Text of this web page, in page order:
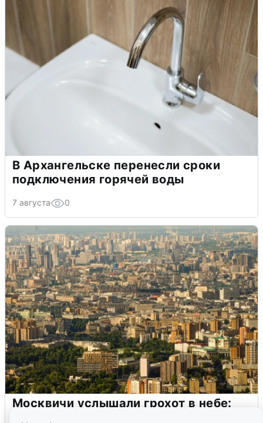
В Архангельске перенесли сроки
подключения горячей воды
7 августа 0
Москвичи услышали грохот в небе: